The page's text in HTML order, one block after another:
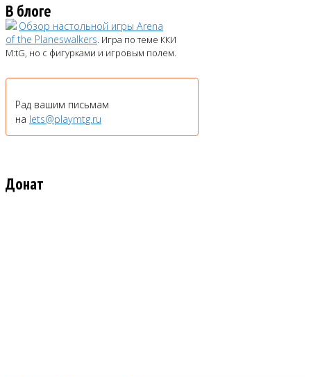
В блоге
Обзор настольной игры Arena
of the Planeswalkers. Игра по теме ККИ
M:tG, но с фигурками и игровым полем.
Рад вашим письмам
на lets@playmtg.ru
Донат